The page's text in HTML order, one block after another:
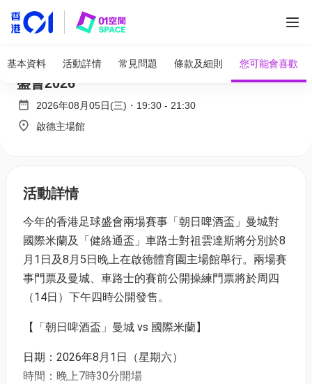
基本資料 活動詳情 常見問題 條款及細則 您可能會喜歡
「健絡通盃」車路士 vs 祖雲達斯 | 香港足球
盛會2026
2026年08月05日(三) ・ 19:30 - 21:30
啟德主場館
活動詳情
今年的香港足球盛會兩場賽事「朝日啤酒盃」曼城對
國際米蘭及「健絡通盃」車路士對祖雲達斯將分別於8
月1日及8月5日晚上在啟德體育園主場館舉行。兩場賽
事門票及曼城、車路士的賽前公開操練門票將於周四
（14日）下午四時公開發售。
【「朝日啤酒盃」曼城 vs 國際米蘭】
日期：2026年8月1日（星期六）
時間：晚上7時30分開場